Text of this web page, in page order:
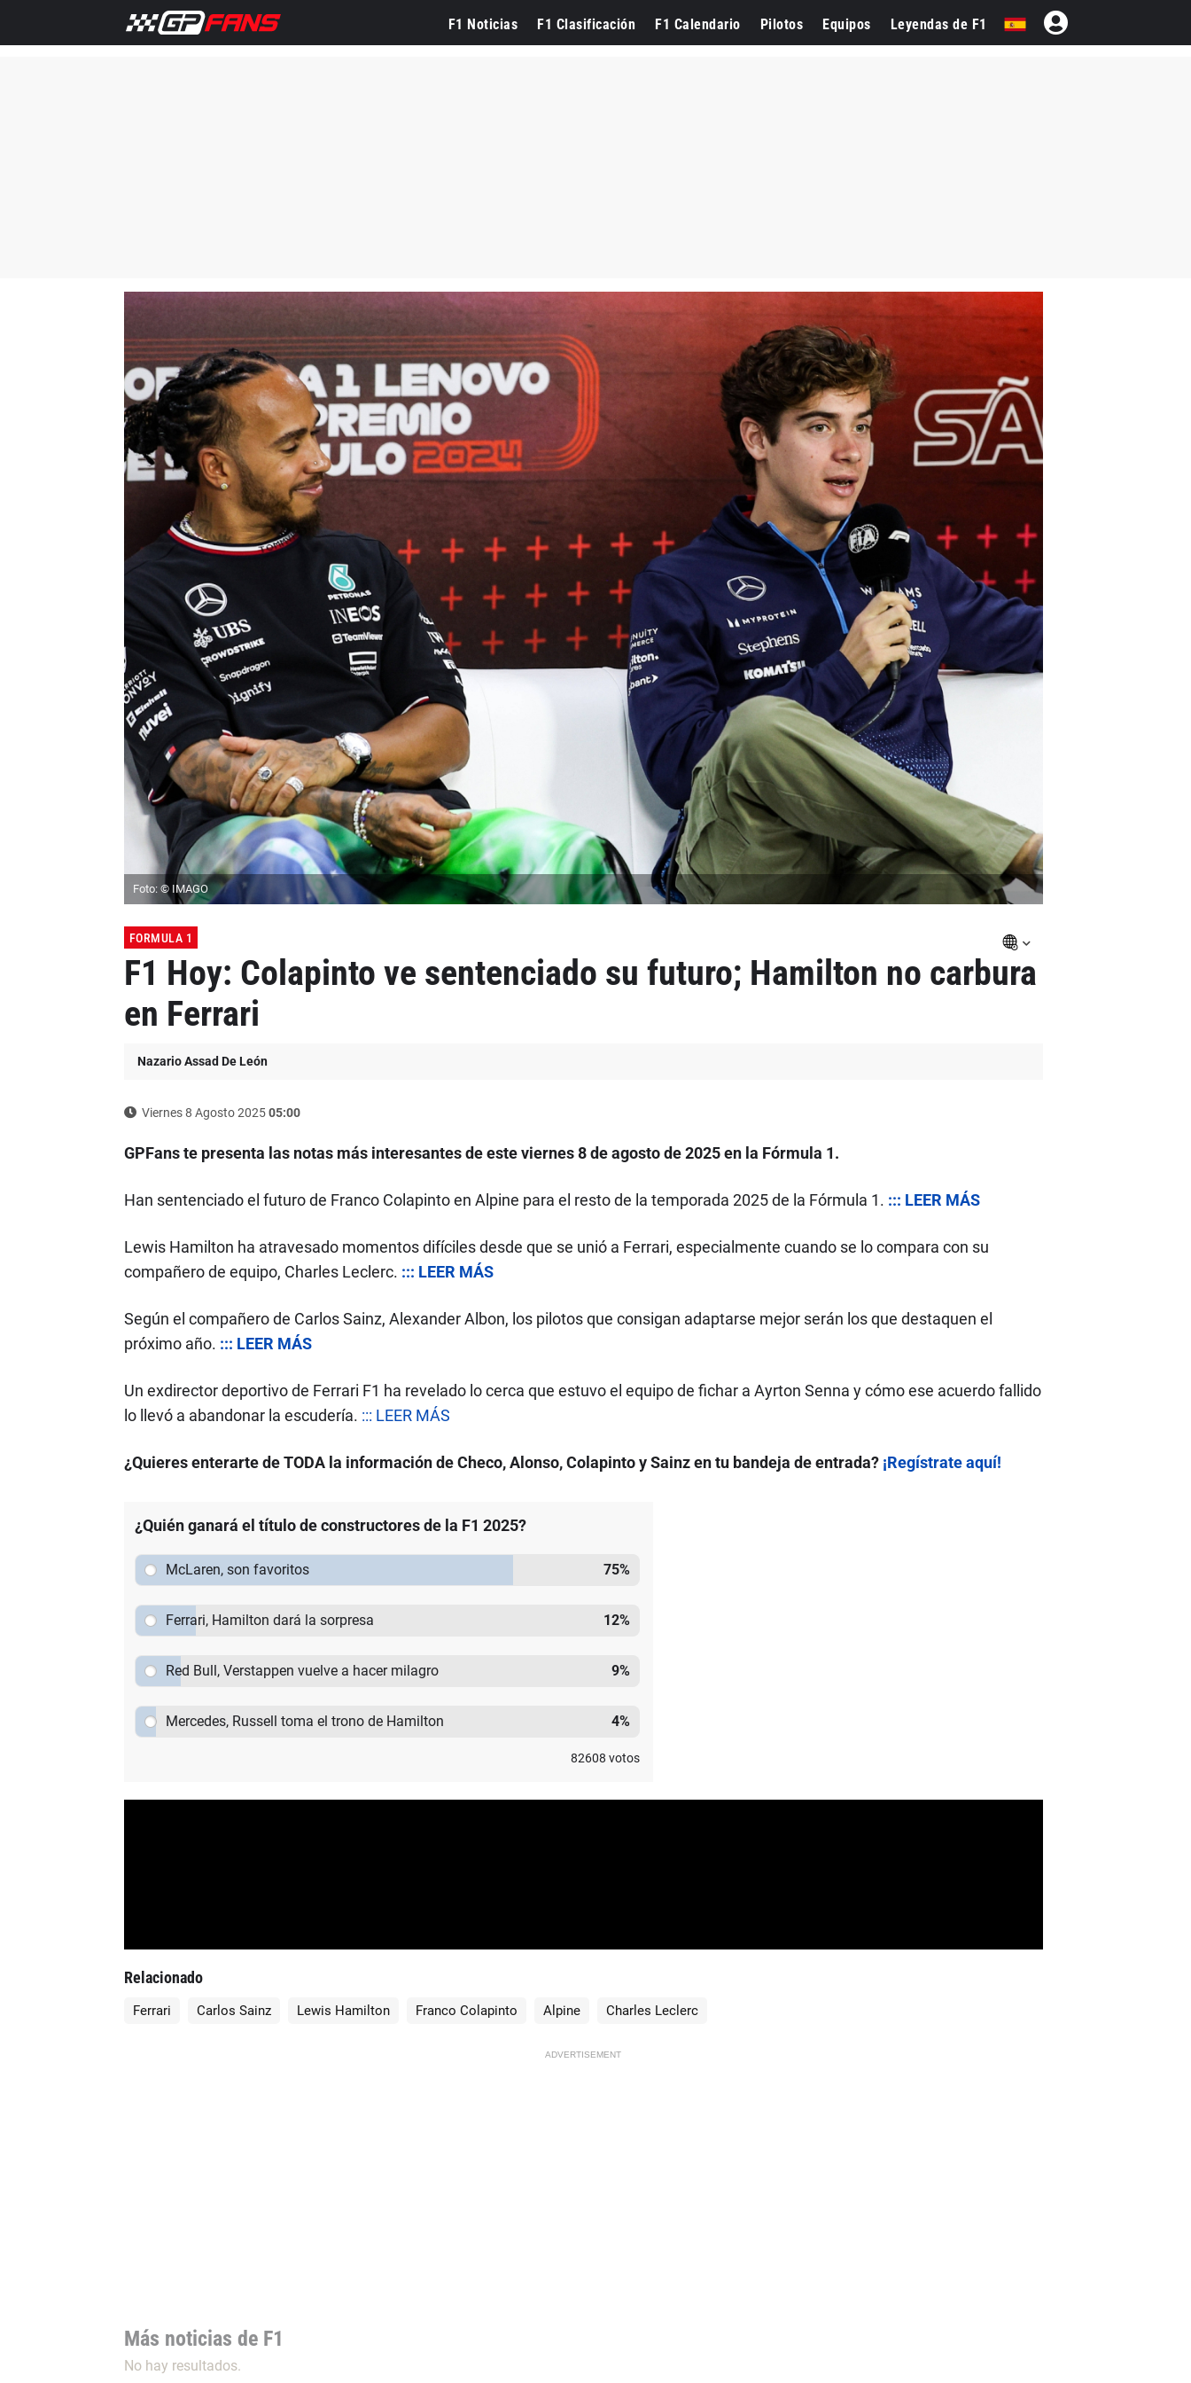
F1 Noticias F1 Clasificación F1 Calendario Pilotos Equipos Leyendas de F1
Foto: © IMAGO
FORMULA 1
F1 Hoy: Colapinto ve sentenciado su futuro; Hamilton no carbura
en Ferrari
Nazario Assad De León
Viernes 8 Agosto 202505:00
GPFans te presenta las notas más interesantes de este viernes 8 de agosto de 2025 en la Fórmula 1.
Han sentenciado el futuro de Franco Colapinto en Alpine para el resto de la temporada 2025 de la Fórmula 1. ::: LEER MÁS
Lewis Hamilton ha atravesado momentos difíciles desde que se unió a Ferrari, especialmente cuando se lo compara con su
compañero de equipo, Charles Leclerc. ::: LEER MÁS
Según el compañero de Carlos Sainz, Alexander Albon, los pilotos que consigan adaptarse mejor serán los que destaquen el
próximo año. ::: LEER MÁS
Un exdirector deportivo de Ferrari F1 ha revelado lo cerca que estuvo el equipo de fichar a Ayrton Senna y cómo ese acuerdo fallido
lo llevó a abandonar la escudería. ::: LEER MÁS
¿Quieres enterarte de TODA la información de Checo, Alonso, Colapinto y Sainz en tu bandeja de entrada? ¡Regístrate aquí!
¿Quién ganará el título de constructores de la F1 2025?
McLaren, son favoritos 75%
Ferrari, Hamilton dará la sorpresa 12%
Red Bull, Verstappen vuelve a hacer milagro 9%
Mercedes, Russell toma el trono de Hamilton 4%
82608 votos
Relacionado
Ferrari Carlos Sainz Lewis Hamilton Franco Colapinto Alpine Charles Leclerc
ADVERTISEMENT
Más noticias de F1
No hay resultados.